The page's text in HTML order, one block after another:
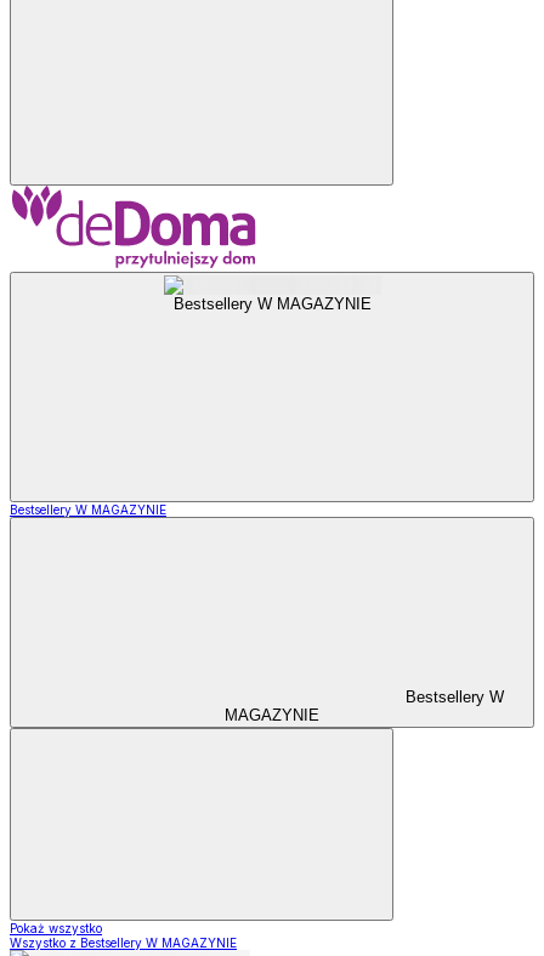
Bestsellery W MAGAZYNIE
Bestsellery W MAGAZYNIE
Bestsellery W
MAGAZYNIE
Pokaż wszystko
Wszystko z Bestsellery W MAGAZYNIE